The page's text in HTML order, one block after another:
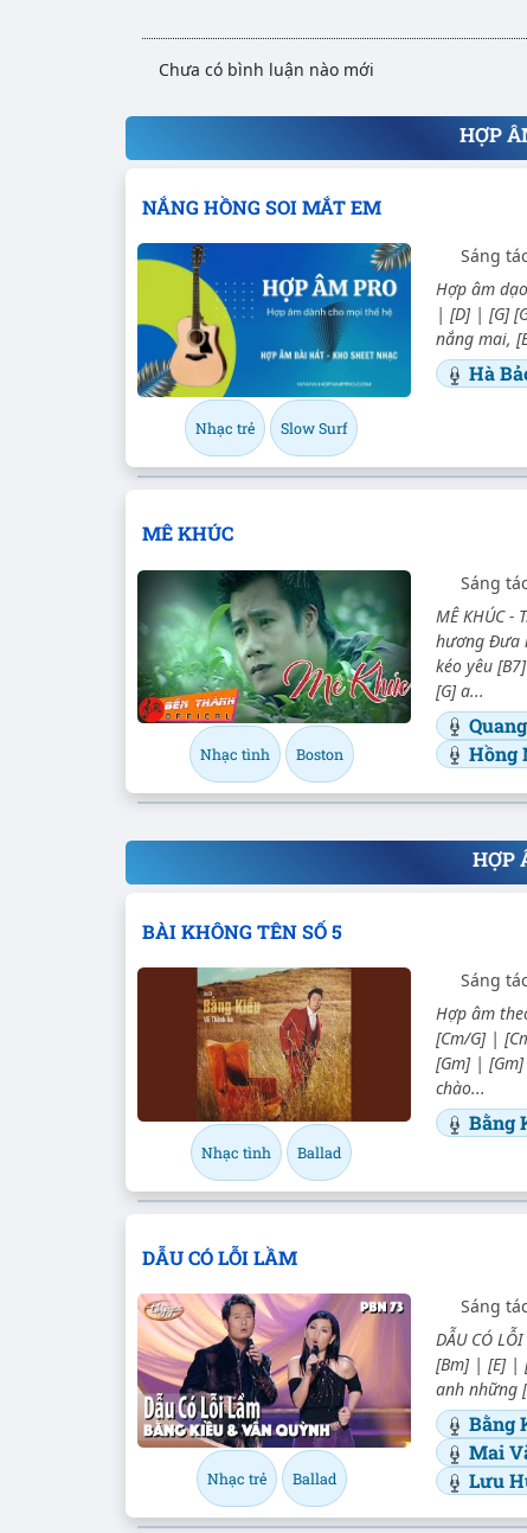
Chưa có bình luận nào mới
HỢP
NẮNG HỒNG SOI MẮT EM
Nhạc trẻ Slow Surf
Sáng
Hợp âm
| [D] | [G]
nắng mai,
Hà
MÊ KHÚC
Nhạc tình Boston
Sáng
MÊ KHÚC
hương Đưa
kéo yêu
[G] a...
Hồng
HỢP
BÀI KHÔNG TÊN SỐ 5
Nhạc tình Ballad
Sáng
Hợp âm
[Cm/G] |
[Gm] |
chào...
Bằng
DẪU CÓ LỖI LẦM
Nhạc trẻ Ballad
Sáng
DẪU CÓ
[Bm] | [E] |
anh những
Bằng
Mai
Lưu